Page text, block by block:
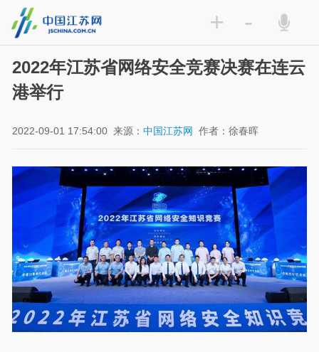
+ -
2022年江苏省网络安全竞赛决赛在连云
港举行
2022-09-01 17:54:00 来源：中国江苏网 作者：徐春晖